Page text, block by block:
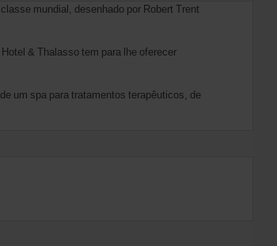
mundial, desenhado por Robert Trent
& Thalasso tem para lhe oferecer
um spa para tratamentos terapêuticos, de